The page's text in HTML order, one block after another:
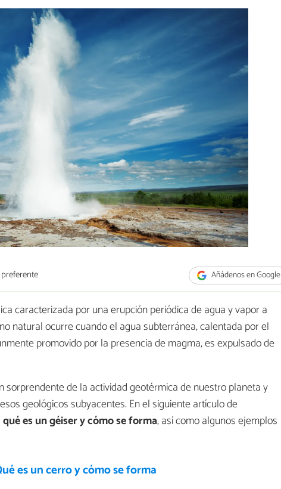
Añádenos en Google
caracterizada por una erupción periódica de agua y vapor a
natural ocurre cuando el agua subterránea, calentada por el
promovido por la presencia de magma, es expulsado de
sorprendente de la actividad geotérmica de nuestro planeta y
geológicos subyacentes. En el siguiente artículo de
qué es un géiser y cómo se forma, así como algunos ejemplos
es un cerro y cómo se forma